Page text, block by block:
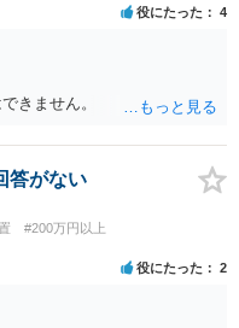
あって犯罪成立可能性すら
することは、極力避けるべ
公平を図るため、損害賠償
考慮する制度であるとこ
る違法な詐欺行為であっ
ない。」と判示した。。 投
れることになります。
役にたった 4
きません。
答がない
#200万円以上
役にたった 2